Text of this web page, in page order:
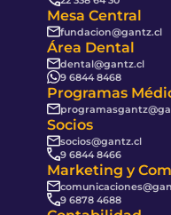
Mesa Central
fundacion@gantz.cl
Área Dental
dental@gantz.cl
9 6844 8468
Programas
Socios
socios@gantz.cl
9 6844 8466
Marketing y
9 6878 4688